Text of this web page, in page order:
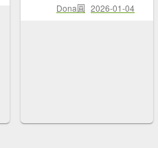
Dona圓 2026-01-04